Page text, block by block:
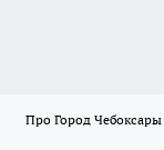
Про Город Чебоксары